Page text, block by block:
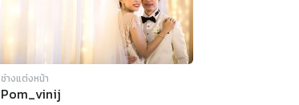
ช่างแต่งหน้า
Pom_vinij